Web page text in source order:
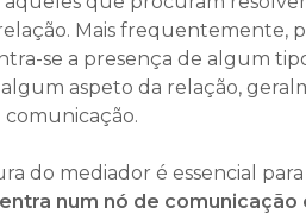
Mais frequentemente,
se a presença de algum
aspeto da relação,
do mediador é essencial
num nó de